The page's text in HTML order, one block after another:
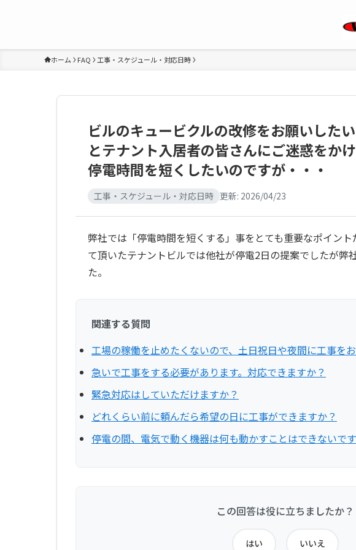
ホーム FAQ 工事・スケジュール・対応日時
ビルのキュービクルの改修をお願いした
とテナント入居者の皆さんにご迷惑をか
停電時間を短くしたいのですが・・・
工事・スケジュール・対応日時 更新: 2026/04/23
弊社では「停電時間を短くする」事をとても重要なポイン
て頂いたテナントビルでは他社が停電2日の提案でしたが弊
た。
関連する質問
工場の稼働を止めたくないので、土日祝日や夜間に工事を
急いで工事をする必要があります。対応できますか？
緊急対応はしていただけますか？
どれくらい前に頼んだら希望の日に工事ができますか？
停電の間、電気で動く機器は何も動かすことはできないで
この回答は役に立ちましたか？
はい いいえ